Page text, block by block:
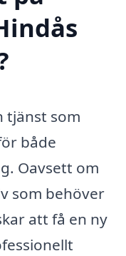
tjänst som
både
Oavsett om
som behöver
att få en ny